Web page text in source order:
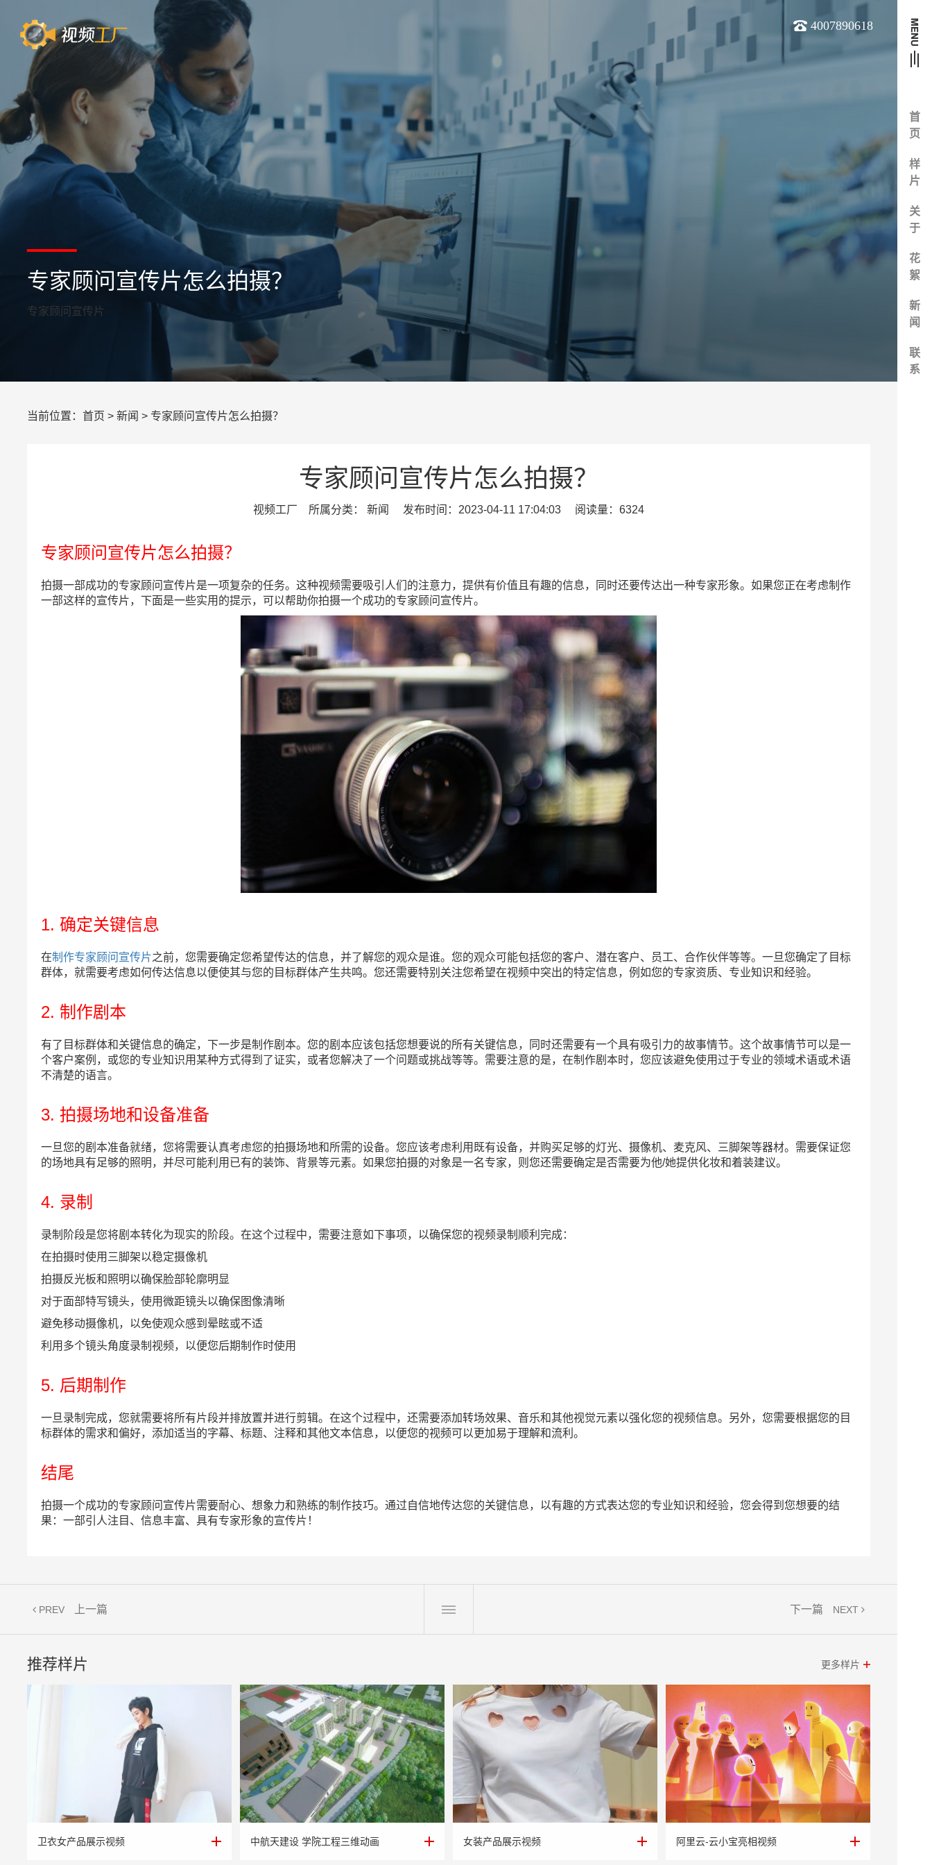
首
页
样
片
关
于
花
絮
新
闻
联
系
4007890618
专家顾问宣传片怎么拍摄？
专家顾问宣传片
当前位置： 首页 > 新闻 > 专家顾问宣传片怎么拍摄？
专家顾问宣传片怎么拍摄？
视频工厂 所属分类： 新闻 发布时间：2023-04-11 17:04:03 阅读量：6324
专家顾问宣传片怎么拍摄？
拍摄一部成功的专家顾问宣传片是一项复杂的任务。这种视频需要吸引人们的注意力，提供有价值且有趣的信息，同时还要传达出一种专家形象。如果您正在考虑制作
一部这样的宣传片，下面是一些实用的提示，可以帮助你拍摄一个成功的专家顾问宣传片。
1. 确定关键信息
在制作专家顾问宣传片之前，您需要确定您希望传达的信息，并了解您的观众是谁。您的观众可能包括您的客户、潜在客户、员工、合作伙伴等等。一旦您确定了目标
群体，就需要考虑如何传达信息以便使其与您的目标群体产生共鸣。您还需要特别关注您希望在视频中突出的特定信息，例如您的专家资质、专业知识和经验。
2. 制作剧本
有了目标群体和关键信息的确定，下一步是制作剧本。您的剧本应该包括您想要说的所有关键信息，同时还需要有一个具有吸引力的故事情节。这个故事情节可以是一
个客户案例，或您的专业知识用某种方式得到了证实，或者您解决了一个问题或挑战等等。需要注意的是，在制作剧本时，您应该避免使用过于专业的领域术语或术语
不清楚的语言。
3. 拍摄场地和设备准备
一旦您的剧本准备就绪，您将需要认真考虑您的拍摄场地和所需的设备。您应该考虑利用既有设备，并购买足够的灯光、摄像机、麦克风、三脚架等器材。需要保证您
的场地具有足够的照明，并尽可能利用已有的装饰、背景等元素。如果您拍摄的对象是一名专家，则您还需要确定是否需要为他/她提供化妆和着装建议。
4. 录制
录制阶段是您将剧本转化为现实的阶段。在这个过程中，需要注意如下事项，以确保您的视频录制顺利完成：
在拍摄时使用三脚架以稳定摄像机
拍摄反光板和照明以确保脸部轮廓明显
对于面部特写镜头，使用微距镜头以确保图像清晰
避免移动摄像机，以免使观众感到晕眩或不适
利用多个镜头角度录制视频，以便您后期制作时使用
5. 后期制作
一旦录制完成，您就需要将所有片段并排放置并进行剪辑。在这个过程中，还需要添加转场效果、音乐和其他视觉元素以强化您的视频信息。另外，您需要根据您的目
标群体的需求和偏好，添加适当的字幕、标题、注释和其他文本信息，以便您的视频可以更加易于理解和流利。
结尾
拍摄一个成功的专家顾问宣传片需要耐心、想象力和熟练的制作技巧。通过自信地传达您的关键信息，以有趣的方式表达您的专业知识和经验，您会得到您想要的结
果：一部引人注目、信息丰富、具有专家形象的宣传片！
PREV 上一篇 NEXT
下一篇
推荐样片 更多样片
卫衣女产品展示视频
卫衣女产品展示视频 中航天建设 学院工程三维动画
中航天建设 学院工程三维动画 女装产品展示视频
女装产品展示视频 阿里云-云小宝亮相视频
阿里云-云小宝亮相视频